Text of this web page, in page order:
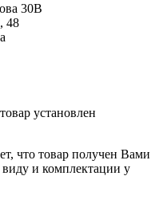
30В
48
установлен
что товар получен Вами
и комплектации у